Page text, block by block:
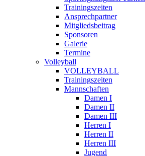
Trainingszeiten
Ansprechpartner
Mitgliedsbeitrag
Sponsoren
Galerie
Termine
Volleyball
VOLLEYBALL
Trainingszeiten
Mannschaften
Damen I
Damen II
Damen III
Herren I
Herren II
Herren III
Jugend